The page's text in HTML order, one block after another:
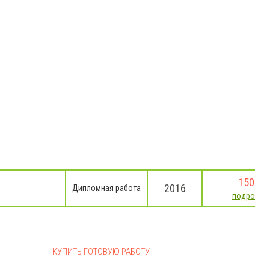
Дипломная работа 2016
КУПИТЬ ГОТОВУЮ РАБОТУ